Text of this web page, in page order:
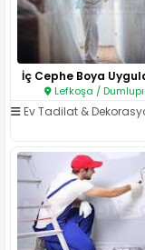
İç Cephe Boya
Lefkoşa /
Ev Tadilat &